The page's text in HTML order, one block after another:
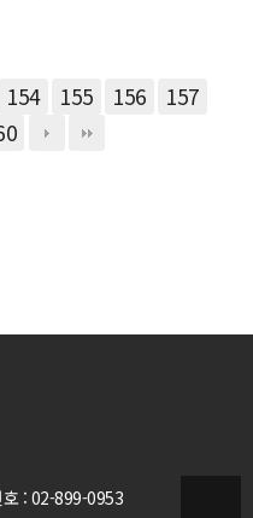
154 155 156 157
호 : 02-899-0953